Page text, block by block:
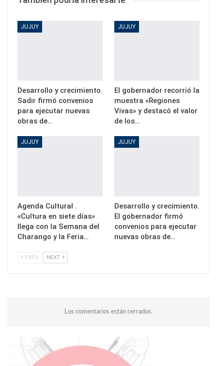
JUJUY
Desarrollo y crecimiento.
Sadir firmó convenios
para ejecutar nuevas
obras de…
JUJUY
El gobernador recorrió la
muestra «Regiones
Vivas» y destacó el valor
de los…
JUJUY
Agenda Cultural .
«Cultura en siete días»
llega con la Semana del
Charango y la Feria…
JUJUY
Desarrollo y crecimiento.
El gobernador firmó
convenios para ejecutar
nuevas obras de…
PREV NEXT
Los comentarios están cerrados.